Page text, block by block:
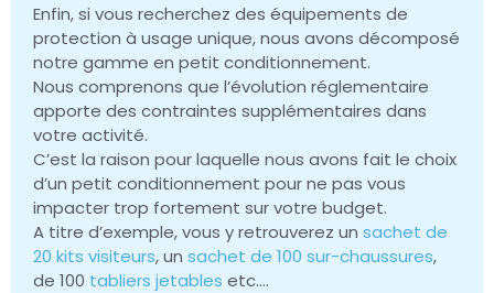
Enfin, si vous recherchez des équipements de
protection à usage unique, nous avons décomposé
notre gamme en petit conditionnement.
Nous comprenons que l’évolution réglementaire
apporte des contraintes supplémentaires dans
votre activité.
C’est la raison pour laquelle nous avons fait le choix
d’un petit conditionnement pour ne pas vous
impacter trop fortement sur votre budget.
A titre d’exemple, vous y retrouverez un sachet de
20 kits visiteurs, un sachet de 100 sur-chaussures,
de 100 tabliers jetables etc….